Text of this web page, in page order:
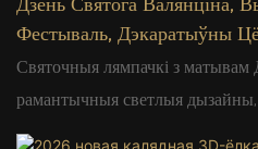
Фестываль, Дэкаратыўны
Матыў, Дысплей, Ланцужок
Святочныя лямпачкі з матывам
рамантычныя светлыя дызайны,
ўнутранага і вонкавага дэкору,